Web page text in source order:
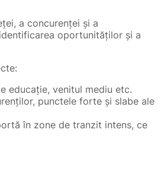
a concurenței și a
oportunităților și a
educație, venitul mediu etc.
punctele forte și slabe ale
în zone de tranzit intens, ce